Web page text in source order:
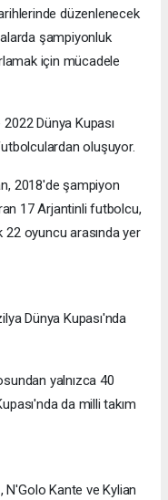
düzenlenecek
şampiyonluk
için mücadele
Dünya Kupası
oluşuyor.
2018'de şampiyon
17 Arjantinli futbolcu,
oyuncu arasında yer
Dünya Kupası'nda
yalnızca 40
da milli takım
Kante ve Kylian